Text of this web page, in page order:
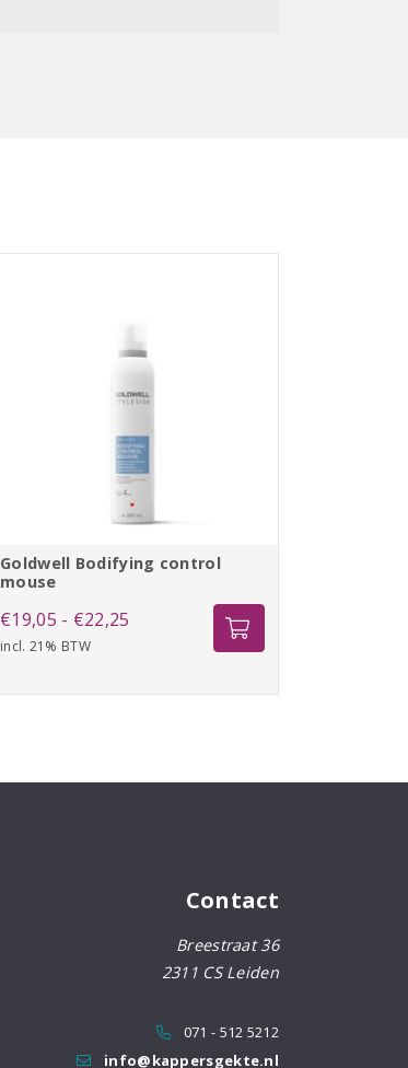
Goldwell Bodifying control
mouse
€19,05 - €22,25
incl. 21% BTW
Contact
Breestraat 36
2311 CS Leiden
071 - 512 5212
info@kappersgekte.nl